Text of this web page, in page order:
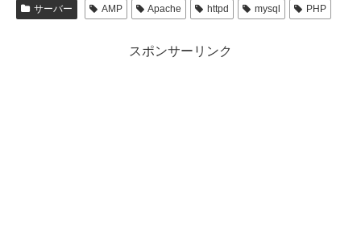
サーバー AMP Apache httpd mysql PHP
スポンサーリンク